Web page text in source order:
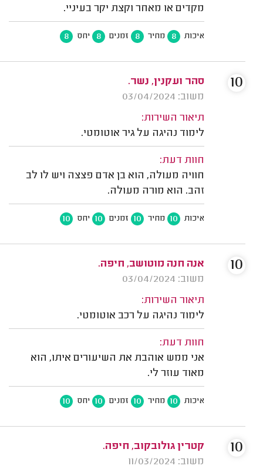
מקדים או מאחר וקצת יקר בעיניי.
איכות 8 מחיר 8 זמנים 8 יחס 8
סהר ועקנין, נשר.
משוב: 03/04/2024
תיאור השירות:
לימוד נהיגה על גיר אוטומטי.
חוות דעת:
חוויה מעולה, הוא בן אדם פצצה ויש לו לב
זהב. הוא מורה מעולה.
איכות 10 מחיר 10 זמנים 10 יחס 10
10
אנה חנה מוטושב, חיפה.
משוב: 03/04/2024
תיאור השירות:
לימוד נהיגה על רכב אוטומטי.
חוות דעת:
אני ממש אוהבת את השיעורים איתו, הוא
מאוד עוזר לי.
איכות 10 מחיר 10 זמנים 10 יחס 10
10
קטרין גולובקוב, חיפה.
משוב: 11/03/2024
10